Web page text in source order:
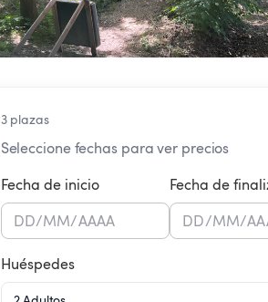
3 plazas
Seleccione fechas para ver precios
Fecha de inicio
DD/MM/AAAA
Fecha de
DD/MM/
Huéspedes